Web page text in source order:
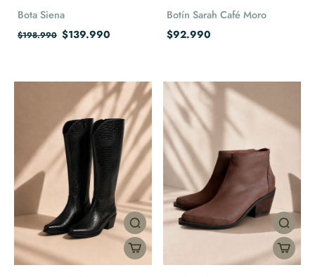
Bota Siena
$198.990 $139.990
Botín Sarah Café Moro
$92.990